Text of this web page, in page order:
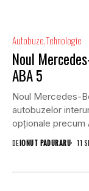
AutobuzeTehnologie
Noul
ABA 5
Noul Mercedes-
autobuzelor
opționale precum
DEIONUT PADURARU 11